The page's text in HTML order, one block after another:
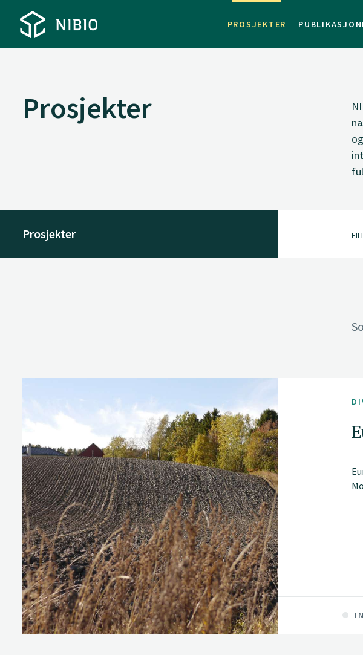
PROSJEKTER
Prosjekter
Prosjekter